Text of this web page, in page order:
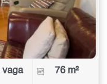
vaga 76 m²